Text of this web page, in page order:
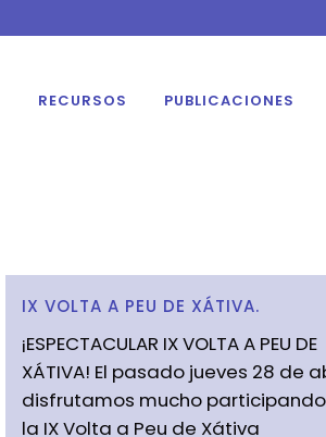
RECURSOS PUBLICACIONES
IX VOLTA A PEU DE XÁTIVA.
¡ESPECTACULAR IX VOLTA A PEU DE
XÁTIVA! El pasado jueves 28 de
disfrutamos mucho
la IX Volta a Peu de Xátiva